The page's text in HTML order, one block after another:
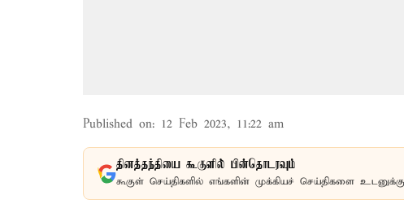
Published on: 12 Feb 2023, 11:22 am
தினத்தந்தியை கூகுளில் பின்தொடரவும்
கூகுள் செய்திகளில் எங்களின் முக்கியச் செய்திகளை